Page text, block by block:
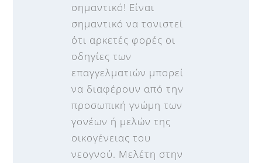
σημαντικό! Είναι
σημαντικό να τονιστεί
ότι αρκετές φορές οι
οδηγίες των
επαγγελματιών μπορεί
να διαφέρουν από την
προσωπική γνώμη των
γονέων ή μελών της
οικογένειας του
νεογνού. Μελέτη στην